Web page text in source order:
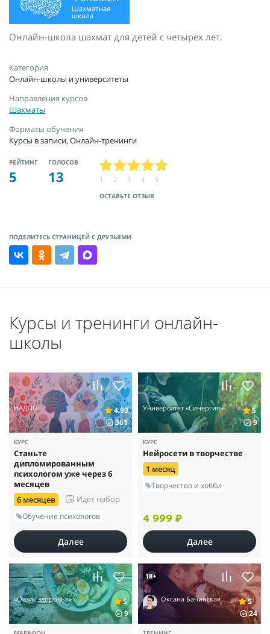
Онлайн-школа шахмат для детей с четырех лет.
Категория
Онлайн-школы и университеты
Направления курсов
Шахматы
Форматы обучения
Курсы в записи, Онлайн-тренинги
РЕЙТИНГ
5
ГОЛОСОВ
13
ОСТАВЬТЕ ОТЗЫВ
1 2 3 4 5
ПОДЕЛИТЕСЬ СТРАНИЦЕЙ С ДРУЗЬЯМИ
Курсы и тренинги онлайн-
школы
НАДПО
4.93
361
КУРС
Станьте
дипломированным
психологом уже через 6
месяцев
6 месяцев
Идет набор
Обучение психологов
Далее
Университет «Синергия»
5
9
КУРС
Нейросети в творчестве
1 месяц
Творчество и хобби
4 999 ₽
Далее
«Оазис здоровья»
5
9
18+
Оксана Бачинская
5
24